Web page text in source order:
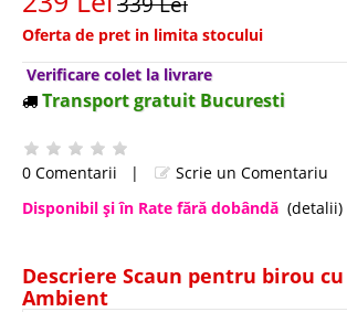
Oferta de pret in limita stocului
Verificare colet la livrare
Transport gratuit Bucuresti
0 Comentarii |
Scrie un Comentariu
Disponibil şi în Rate fără dobândă (detalii)
Descriere Scaun pentru birou
Ambient